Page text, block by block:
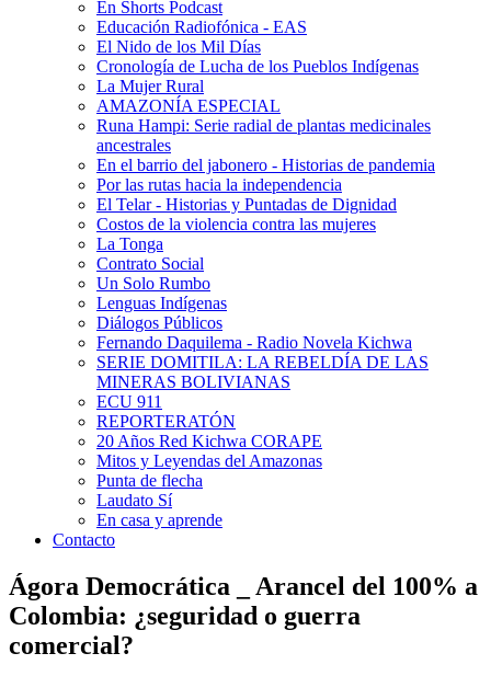
En Shorts Podcast
Educación Radiofónica - EAS
El Nido de los Mil Días
Cronología de Lucha de los Pueblos Indígenas
La Mujer Rural
AMAZONÍA ESPECIAL
Runa Hampi: Serie radial de plantas medicinales
ancestrales
En el barrio del jabonero - Historias de pandemia
Por las rutas hacia la independencia
El Telar - Historias y Puntadas de Dignidad
Costos de la violencia contra las mujeres
La Tonga
Contrato Social
Un Solo Rumbo
Lenguas Indígenas
Diálogos Públicos
Fernando Daquilema - Radio Novela Kichwa
SERIE DOMITILA: LA REBELDÍA DE LAS
MINERAS BOLIVIANAS
ECU 911
REPORTERATÓN
20 Años Red Kichwa CORAPE
Mitos y Leyendas del Amazonas
Punta de flecha
Laudato Sí
En casa y aprende
Contacto
Ágora Democrática _ Arancel del 100% a
Colombia: ¿seguridad o guerra
comercial?